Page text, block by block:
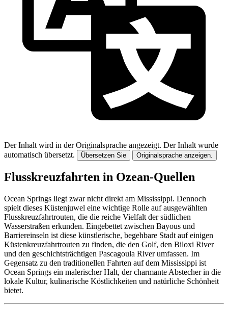
Der Inhalt wird in der Originalsprache angezeigt. Der Inhalt wurde
automatisch übersetzt.
Übersetzen Sie Originalsprache anzeigen.
Flusskreuzfahrten in Ozean-Quellen
Ocean Springs liegt zwar nicht direkt am Mississippi. Dennoch
spielt dieses Küstenjuwel eine wichtige Rolle auf ausgewählten
Flusskreuzfahrtrouten, die die reiche Vielfalt der südlichen
Wasserstraßen erkunden. Eingebettet zwischen Bayous und
Barriereinseln ist diese künstlerische, begehbare Stadt auf einigen
Küstenkreuzfahrtrouten zu finden, die den Golf, den Biloxi River
und den geschichtsträchtigen Pascagoula River umfassen. Im
Gegensatz zu den traditionellen Fahrten auf dem Mississippi ist
Ocean Springs ein malerischer Halt, der charmante Abstecher in die
lokale Kultur, kulinarische Köstlichkeiten und natürliche Schönheit
bietet.